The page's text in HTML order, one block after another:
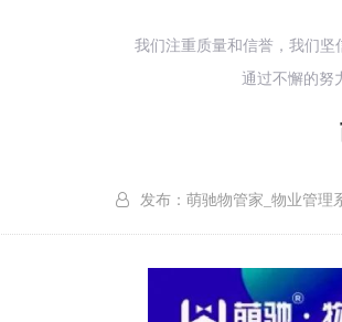
我们注重质量和信誉，我们坚
通过不懈的努
发布：萌驰物管家_物业管理